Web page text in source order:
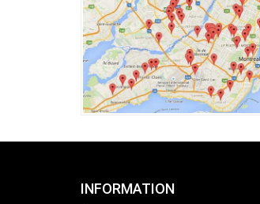
INFORMATION